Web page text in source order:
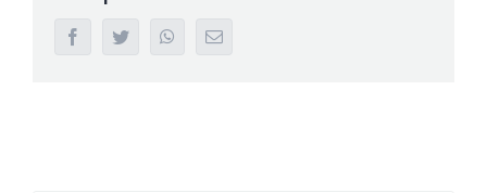
facebooktwitter whatsappEmail